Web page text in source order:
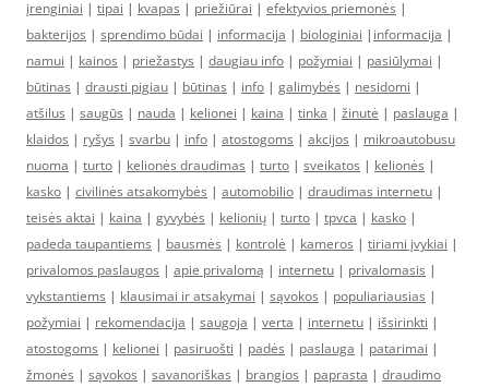
įrenginiai | tipai | kvapas | priežiūrai | efektyvios priemonės |
bakterijos | sprendimo būdai | informacija | biologiniai | informacija |
namui | kainos | priežastys | daugiau info | požymiai | pasiūlymai |
būtinas | drausti pigiau | būtinas | info | galimybės | nesidomi |
atšilus | saugūs | nauda | kelionei | kaina | tinka | žinutė | paslauga |
klaidos | ryšys | svarbu | info | atostogoms | akcijos | mikroautobusu
nuoma | turto | kelionės draudimas | turto | sveikatos | kelionės |
kasko | civilinės atsakomybės | automobilio | draudimas internetu |
teisės aktai | kaina | gyvybės | kelionių | turto | tpvca | kasko |
padeda taupantiems | bausmės | kontrolė | kameros | tiriami įvykiai |
privalomos paslaugos | apie privalomą | internetu | privalomasis |
vykstantiems | klausimai ir atsakymai | sąvokos | populiariausias |
požymiai | rekomendacija | saugoja | verta | internetu | išsirinkti |
atostogoms | kelionei | pasiruošti | padės | paslauga | patarimai |
žmonės | sąvokos | savanoriškas | brangios | paprasta | draudimo